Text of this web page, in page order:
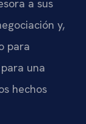
a sus
y,
para
una
hechos